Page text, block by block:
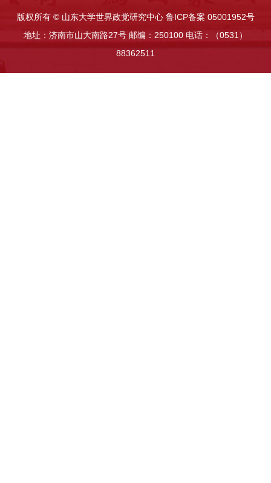
版权所有 © 山东大学世界政党研究中心 鲁ICP备案 05001952号
地址：济南市山大南路27号 邮编：250100 电话：（0531）
88362511